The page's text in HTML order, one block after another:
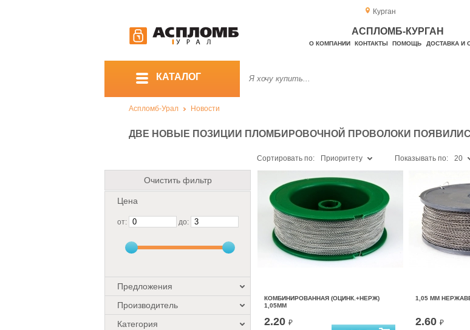
Курган
АСПЛОМБ-КУРГАН
О КОМПАНИИ КОНТАКТЫ ПОМОЩЬ ДОСТАВКА И
КАТАЛОГ
Аспломб-Урал Новости
ДВЕ НОВЫЕ ПОЗИЦИИ ПЛОМБИРОВОЧНОЙ ПРОВОЛОКИ
Очистить фильтр
Цена
от: до:
Предложения
Производитель
Категория
Сортировать по: Приоритету Показывать по: 20
КОМБИНИРОВАННАЯ (ОЦИНК.+НЕРЖ)
1,05ММ
2.20 ₽
1,05 ММ
2.60 ₽